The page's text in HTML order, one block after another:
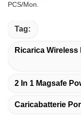
PCS/Mon.
Tag:
Ricarica Wireless
2 In 1 Magsafe
Caricabatterie